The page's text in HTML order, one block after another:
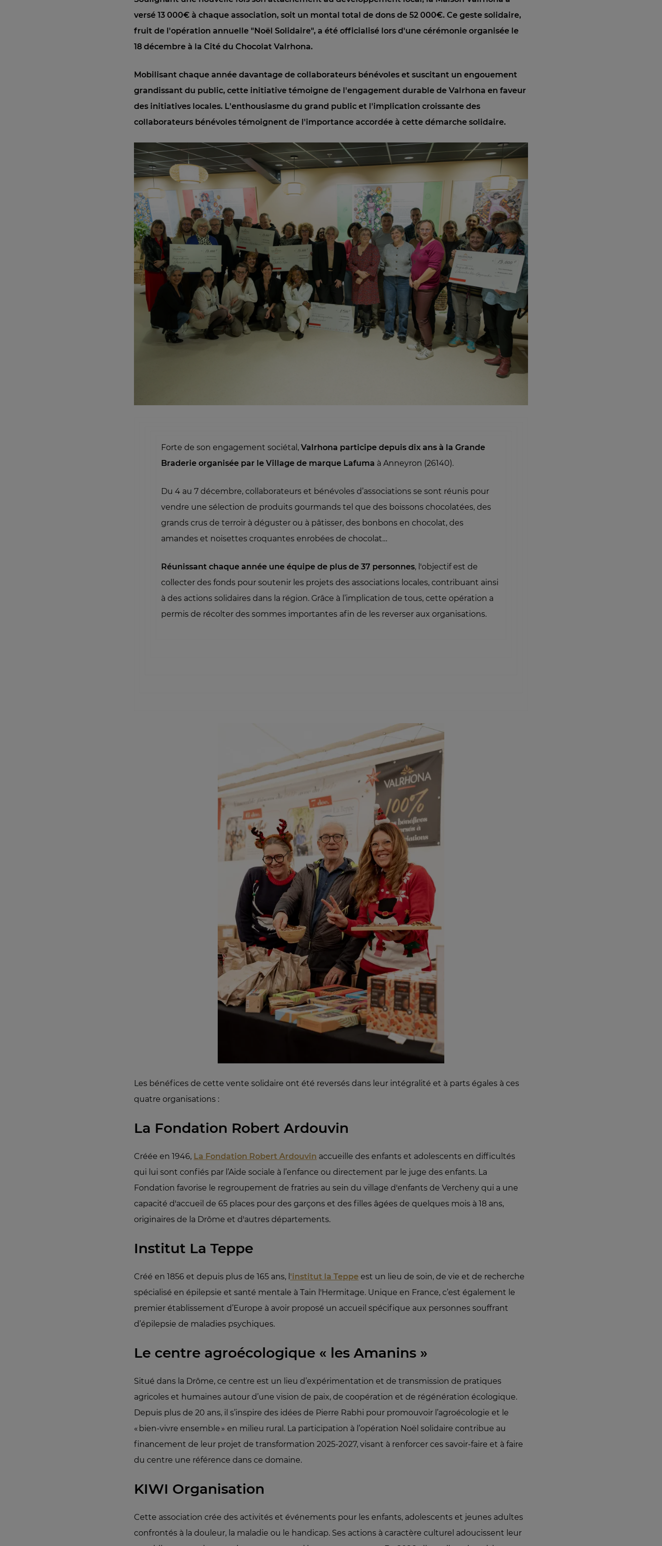
versé 13 000€ à chaque association, soit un montal total de dons de 52 000€. Ce geste solidaire,
fruit de l'opération annuelle "Noël Solidaire", a été officialisé lors d'une cérémonie organisée le
18 décembre à la Cité du Chocolat Valrhona.
Mobilisant chaque année davantage de collaborateurs bénévoles et suscitant un engouement
grandissant du public, cette initiative témoigne de l'engagement durable de Valrhona en faveur
des initiatives locales. L'enthousiasme du grand public et l'implication croissante des
collaborateurs bénévoles témoignent de l'importance accordée à cette démarche solidaire.
Forte de son engagement sociétal, Valrhona participe depuis dix ans à la Grande
Braderie organisée par le Village de marque Lafuma à Anneyron (26140).
Du 4 au 7 décembre, collaborateurs et bénévoles d’associations se sont réunis pour
vendre une sélection de produits gourmands tel que des boissons chocolatées, des
grands crus de terroir à déguster ou à pâtisser, des bonbons en chocolat, des
amandes et noisettes croquantes enrobées de chocolat…
Réunissant chaque année une équipe de plus de 37 personnes, l'objectif est de
collecter des fonds pour soutenir les projets des associations locales, contribuant ainsi
à des actions solidaires dans la région. Grâce à l’implication de tous, cette opération a
permis de récolter des sommes importantes afin de les reverser aux organisations.
Les bénéfices de cette vente solidaire ont été reversés dans leur intégralité et à parts égales à ces
quatre organisations :
La Fondation Robert Ardouvin
Créée en 1946, La Fondation Robert Ardouvin accueille des enfants et adolescents en difficultés
qui lui sont confiés par l’Aide sociale à l’enfance ou directement par le juge des enfants. La
Fondation favorise le regroupement de fratries au sein du village d'enfants de Vercheny qui a une
capacité d'accueil de 65 places pour des garçons et des filles âgées de quelques mois à 18 ans,
originaires de la Drôme et d'autres départements.
Institut La Teppe
Créé en 1856 et depuis plus de 165 ans, l 'institut la Teppe est un lieu de soin, de vie et de recherche
spécialisé en épilepsie et santé mentale à Tain l'Hermitage. Unique en France, c’est également le
premier établissement d’Europe à avoir proposé un accueil spécifique aux personnes souffrant
d’épilepsie de maladies psychiques.
Le centre agroécologique « les Amanins »
Situé dans la Drôme, ce centre est un lieu d’expérimentation et de transmission de pratiques
agricoles et humaines autour d’une vision de paix, de coopération et de régénération écologique.
Depuis plus de 20 ans, il s’inspire des idées de Pierre Rabhi pour promouvoir l’agroécologie et le
« bien-vivre ensemble » en milieu rural. La participation à l’opération Noël solidaire contribue au
financement de leur projet de transformation 2025‑2027, visant à renforcer ces savoir-faire et à faire
du centre une référence dans ce domaine.
KIWI Organisation
Cette association crée des activités et événements pour les enfants, adolescents et jeunes adultes
confrontés à la douleur, la maladie ou le handicap. Ses actions à caractère culturel adoucissent leur